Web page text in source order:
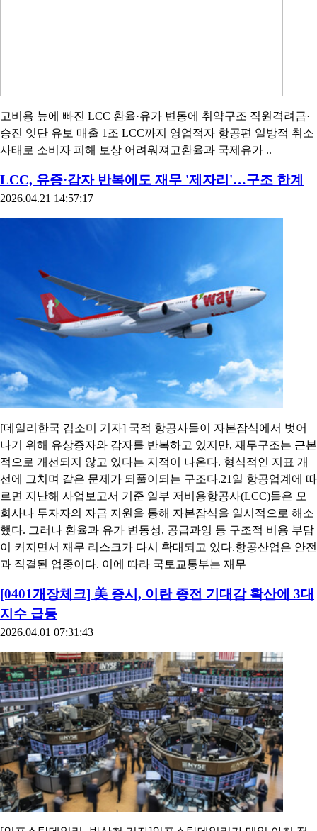
고비용 늪에 빠진 LCC 환율·유가 변동에 취약구조 직원격려금·
승진 잇단 유보 매출 1조 LCC까지 영업적자 항공편 일방적 취소
사태로 소비자 피해 보상 어려워져고환율과 국제유가 ..
LCC, 유증·감자 반복에도 재무 '제자리'…구조 한계
2026.04.21 14:57:17
[데일리한국 김소미 기자] 국적 항공사들이 자본잠식에서 벗어
나기 위해 유상증자와 감자를 반복하고 있지만, 재무구조는 근본
적으로 개선되지 않고 있다는 지적이 나온다. 형식적인 지표 개
선에 그치며 같은 문제가 되풀이되는 구조다.21일 항공업계에 따
르면 지난해 사업보고서 기준 일부 저비용항공사(LCC)들은 모
회사나 투자자의 자금 지원을 통해 자본잠식을 일시적으로 해소
했다. 그러나 환율과 유가 변동성, 공급과잉 등 구조적 비용 부담
이 커지면서 재무 리스크가 다시 확대되고 있다.항공산업은 안전
과 직결된 업종이다. 이에 따라 국토교통부는 재무
[0401개장체크] 美 증시, 이란 종전 기대감 확산에 3대
지수 급등
2026.04.01 07:31:43